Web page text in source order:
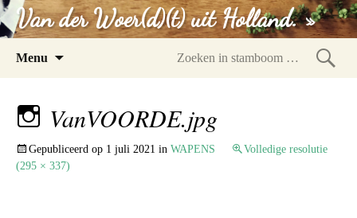
Van der Woer(d)(t) uit Holland. »
Menu
VanVOORDE.jpg
Gepubliceerd op 1 juli 2021 in WAPENS
Volledige resolutie
(295 × 337)